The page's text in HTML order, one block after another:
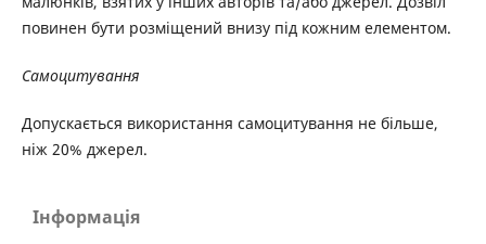
повинен бути розміщений внизу під кожним елементом.
Самоцитування
Допускається використання самоцитування не більше,
ніж 20% джерел.
Інформація